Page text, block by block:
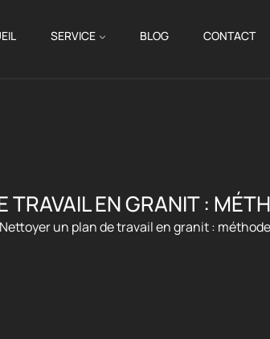
SERVICE BLOG CONTACT
TRAVAIL EN GRANIT :
Nettoyer un plan de travail en granit :